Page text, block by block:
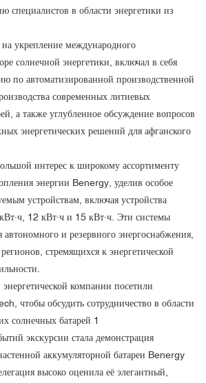
специалистов в области энергетики из
укрепление международного
солнечной энергетики, включал в себя
по автоматизированной производственной
современных литиевых
а также углубленное обсуждение вопросов
энергетических решений для афганского
интерес к широкому ассортименту
энергии Benergy, уделив особое
устройствам, включая устройства
12 кВт·ч и 15 кВт·ч. Эти системы
автономного и резервного энергоснабжения,
стремящихся к энергетической
экскурсии стала демонстрация
аккумуляторной батареи Benergy
высоко оценила её элегантный,